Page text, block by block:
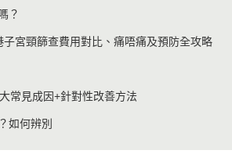
？
宮頸篩查費用對比、痛唔痛及預防全攻略
常見成因+針對性改善方法
如何辨別